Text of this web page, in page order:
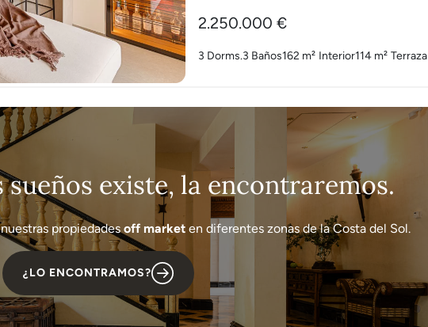
2.250.000 €
3 Dorms.3 Baños162 m² Interior114 m² Terraza
sueños existe, la encontraremos.
propiedadesoff market en diferentes zonas de la Costa del Sol.
¿LO ENCONTRAMOS?